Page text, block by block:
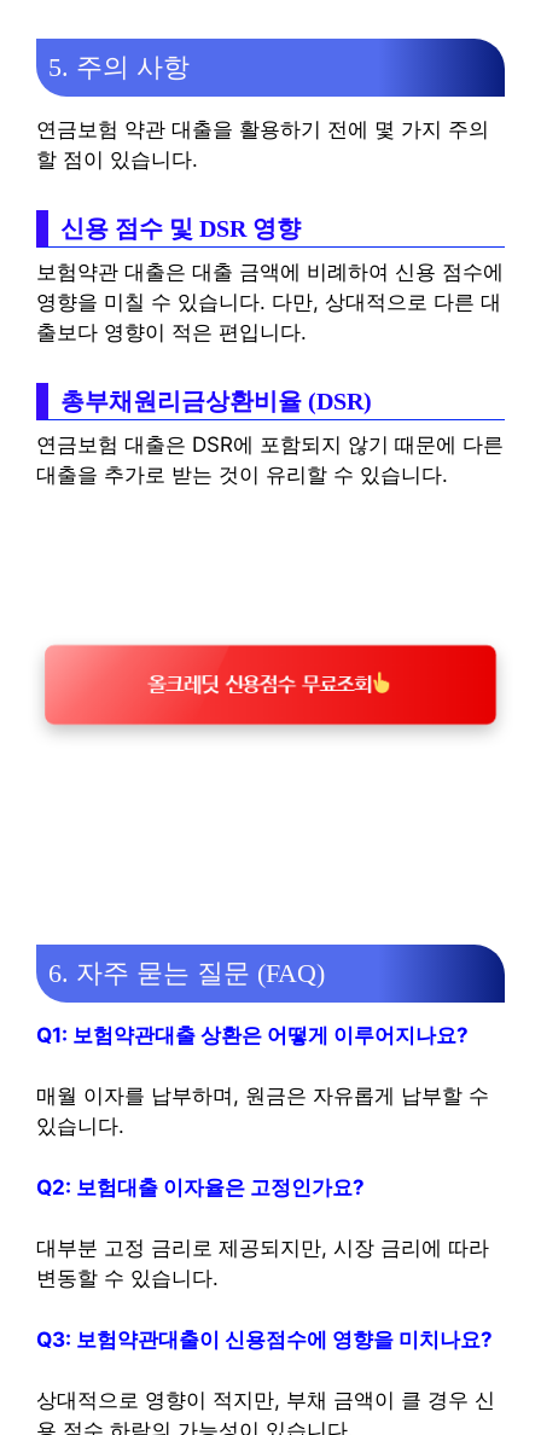
5. 주의 사항
연금보험 약관 대출을 활용하기 전에 몇 가지 주의
할 점이 있습니다.
신용 점수 및 DSR 영향
보험약관 대출은 대출 금액에 비례하여 신용 점수에
영향을 미칠 수 있습니다. 다만, 상대적으로 다른 대
출보다 영향이 적은 편입니다.
총부채원리금상환비율 (DSR)
연금보험 대출은 DSR에 포함되지 않기 때문에 다른
대출을 추가로 받는 것이 유리할 수 있습니다.
올크레딧 신용점수 무료조회
6. 자주 묻는 질문 (FAQ)
Q1: 보험약관대출 상환은 어떻게 이루어지나요?
매월 이자를 납부하며, 원금은 자유롭게 납부할 수
있습니다.
Q2: 보험대출 이자율은 고정인가요?
대부분 고정 금리로 제공되지만, 시장 금리에 따라
변동할 수 있습니다.
Q3: 보험약관대출이 신용점수에 영향을 미치나요?
상대적으로 영향이 적지만, 부채 금액이 클 경우 신